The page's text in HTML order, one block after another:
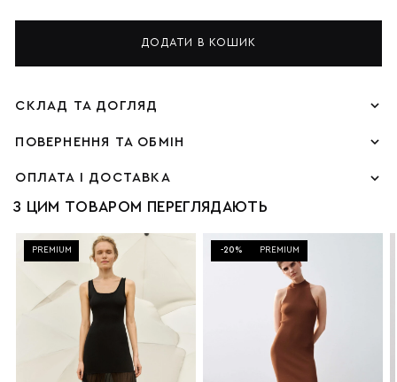
ДОДАТИ В КОШИК
СКЛАД ТА ДОГЛЯД
ПОВЕРНЕННЯ ТА ОБМІН
ОПЛАТА І ДОСТАВКА
З ЦИМ ТОВАРОМ ПЕРЕГЛЯДАЮТЬ
PREMIUM -20% PREMIUM